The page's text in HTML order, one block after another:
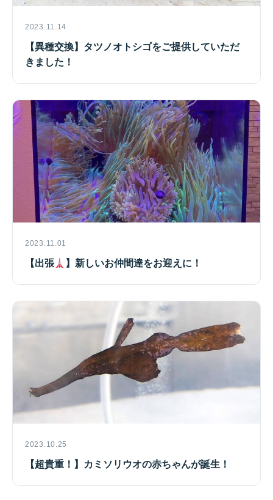
2023.11.14
【異種交換】タツノオトシゴをご提供していただ
きました！
2023.11.01
【出張 】新しいお仲間達をお迎えに！
2023.10.25
【超貴重！】カミソリウオの赤ちゃんが誕生！